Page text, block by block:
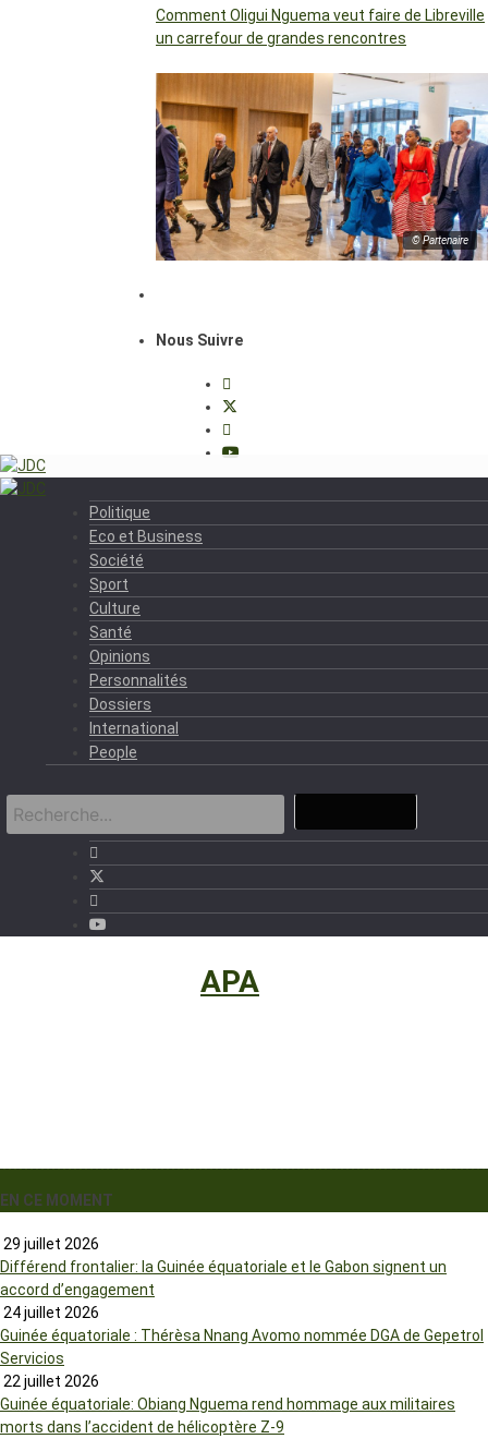
Comment Oligui Nguema veut faire de Libreville
un carrefour de grandes rencontres
© Partenaire
Nous Suivre
Politique
Eco et Business
Société
Sport
Culture
Santé
Opinions
Personnalités
Dossiers
International
People
APA
EN CE MOMENT
29 juillet 2026
Différend frontalier: la Guinée équatoriale et le Gabon signent un
accord d’engagement
24 juillet 2026
Guinée équatoriale : Thérèsa Nnang Avomo nommée DGA de Gepetrol
Servicios
22 juillet 2026
Guinée équatoriale: Obiang Nguema rend hommage aux militaires
morts dans l’accident de hélicoptère Z-9